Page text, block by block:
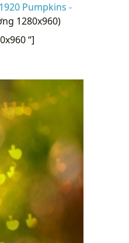
Pumpkins -
1280x960)
“]